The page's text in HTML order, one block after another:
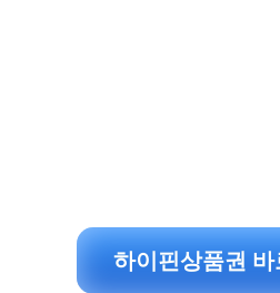
하이핀상품권 바